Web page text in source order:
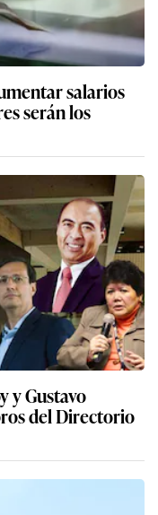
salarios
serán los
y Gustavo
del Directorio